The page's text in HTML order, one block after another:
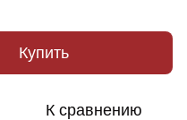
Купить
К сравнению